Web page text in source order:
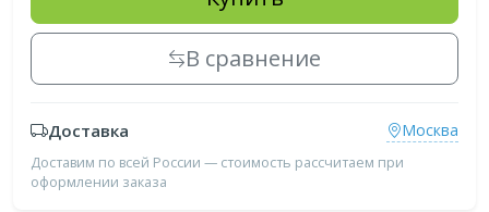
В сравнение
Доставка Москва
Доставим по всей России — стоимость рассчитаем при
оформлении заказа